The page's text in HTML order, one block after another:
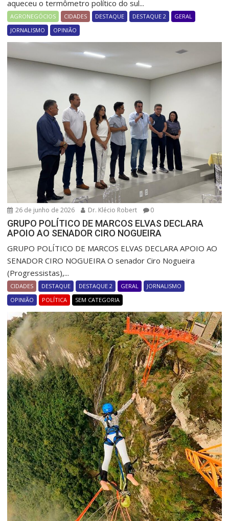
aqueceu o termômetro político do sul...
AGRONEGÓCIOS CIDADES DESTAQUE DESTAQUE 2
GERAL
JORNALISMO
OPINIÃO
26 de junho de 2026 Dr. Klécio Robert 0
GRUPO POLÍTICO DE MARCOS ELVAS DECLARA
APOIO AO SENADOR CIRO NOGUEIRA
GRUPO POLÍTICO DE MARCOS ELVAS DECLARA APOIO AO
SENADOR CIRO NOGUEIRA O senador Ciro Nogueira
(Progressistas),...
CIDADES DESTAQUE DESTAQUE 2 GERAL
JORNALISMO
OPINIÃO
POLÍTICA SEM CATEGORIA